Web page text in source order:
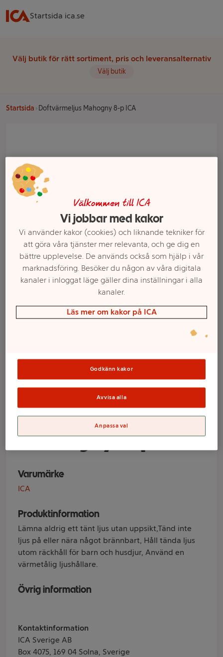
Startsida ica.se
Välj butik för rätt sortiment, pris och leveransalternativ
Välj butik
Startsida Doftvärmeljus Mahogny 8-p ICA
Doftvärmeljus
Mahogny 8-p ICA
Varumärke
ICA
Produktinformation
Lämna aldrig ett tänt ljus utan uppsikt,Tänd inte
ljus på eller nära något brännbart, Håll tända ljus
utom räckhåll för barn och husdjur, Använd en
värmetålig ljushållare.
Övrig information
Kontaktinformation
ICA Sverige AB
Box 4075, 169 04 Solna, Sverige
Välkommen till ICA
Vi jobbar med kakor
Vi använder kakor (cookies) och liknande tekniker för
att göra våra tjänster mer relevanta, och ge dig en
bättre upplevelse. De används också som hjälp i vår
marknadsföring. Besöker du någon av våra digitala
kanaler i inloggat läge gäller dina inställningar i alla
kanaler.
Läs mer om kakor på ICA
Godkänn kakor
Avvisa alla
Anpassa val